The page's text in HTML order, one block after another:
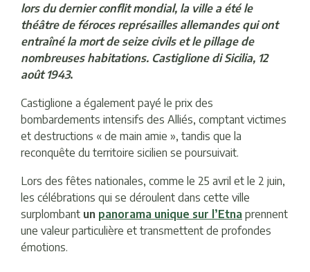
lors du dernier conflit mondial, la ville a été le
théâtre de féroces représailles allemandes qui ont
entraîné la mort de seize civils et le pillage de
nombreuses habitations. Castiglione di Sicilia, 12
août 1943.
Castiglione a également payé le prix des
bombardements intensifs des Alliés, comptant victimes
et destructions « de main amie », tandis que la
reconquête du territoire sicilien se poursuivait.
Lors des fêtes nationales, comme le 25 avril et le 2 juin,
les célébrations qui se déroulent dans cette ville
surplombant un panorama unique sur l’Etna prennent
une valeur particulière et transmettent de profondes
émotions.